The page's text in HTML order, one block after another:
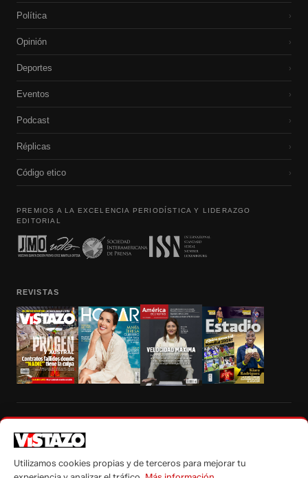
Política ›
Opinión ›
Deportes ›
Eventos ›
Podcast ›
Réplicas ›
Código etico ›
PREMIOS A LA EXCELENCIA PERIODÍSTICA Y LIDERAZGO
EDITORIAL
REVISTAS
autorización escrita de su titular, de todos los contenidos de Vistazo.com.
Utilizamos cookies propias y de terceros para mejorar tu